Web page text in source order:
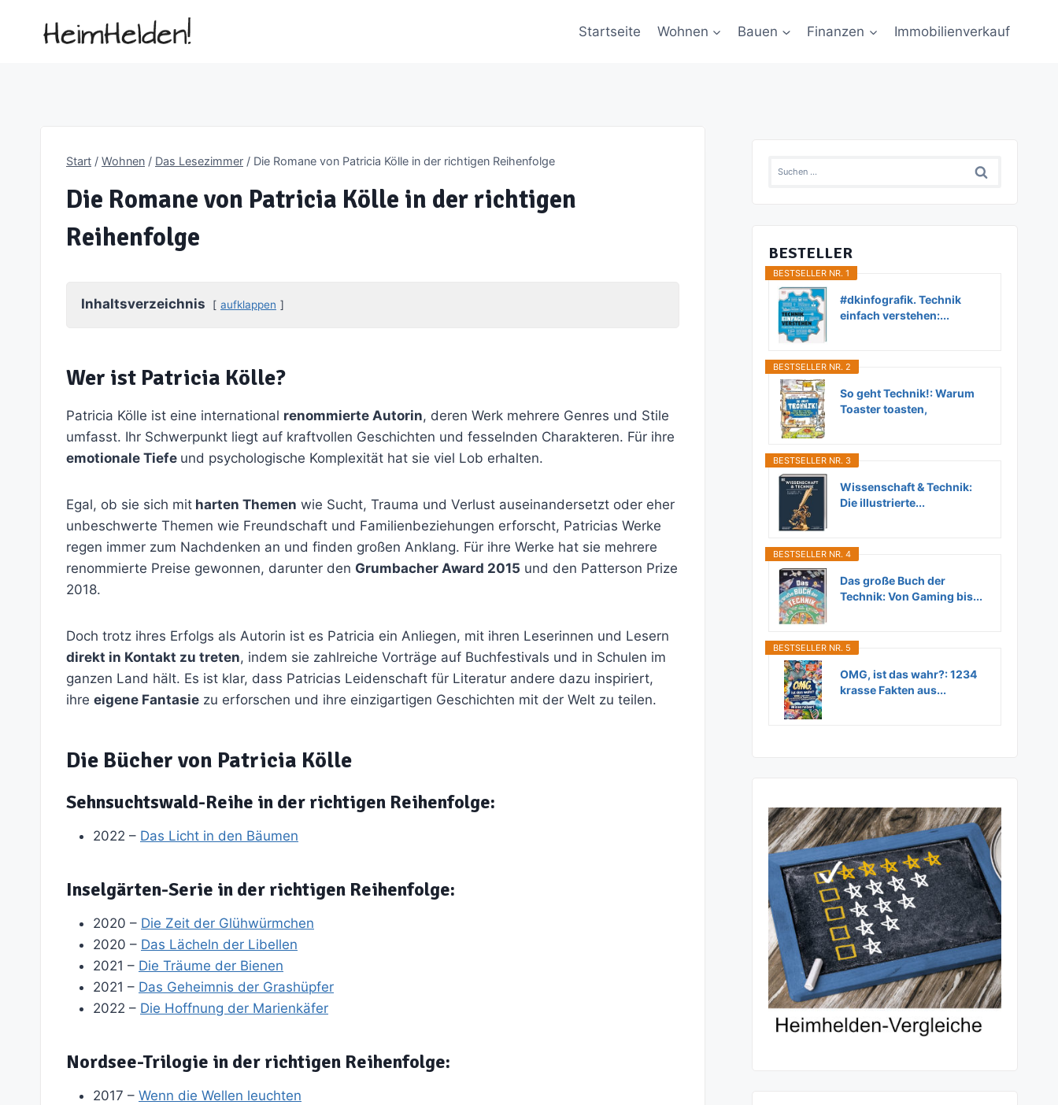
Startseite Wohnen Bauen Finanzen Immobilienverkauf
Start / Wohnen / Das Lesezimmer / Die Romane von Patricia Kölle in der richtigen Reihenfolge
Die Romane von Patricia Kölle in der richtigen
Reihenfolge
Inhaltsverzeichnis aufklappen
Wer ist Patricia Kölle?
Patricia Kölle ist eine international renommierte Autorin, deren Werk mehrere Genres und Stile
umfasst. Ihr Schwerpunkt liegt auf kraftvollen Geschichten und fesselnden Charakteren. Für ihre
emotionale Tiefe und psychologische Komplexität hat sie viel Lob erhalten.
Egal, ob sie sich mit harten Themen wie Sucht, Trauma und Verlust auseinandersetzt oder eher
unbeschwerte Themen wie Freundschaft und Familienbeziehungen erforscht, Patricias Werke
regen immer zum Nachdenken an und finden großen Anklang. Für ihre Werke hat sie mehrere
renommierte Preise gewonnen, darunter den Grumbacher Award 2015 und den Patterson Prize
2018.
Doch trotz ihres Erfolgs als Autorin ist es Patricia ein Anliegen, mit ihren Leserinnen und Lesern
direkt in Kontakt zu treten, indem sie zahlreiche Vorträge auf Buchfestivals und in Schulen im
ganzen Land hält. Es ist klar, dass Patricias Leidenschaft für Literatur andere dazu inspiriert,
ihre eigene Fantasie zu erforschen und ihre einzigartigen Geschichten mit der Welt zu teilen.
Die Bücher von Patricia Kölle
Sehnsuchtswald-Reihe in der richtigen Reihenfolge:
2022 – Das Licht in den Bäumen
Inselgärten-Serie in der richtigen Reihenfolge:
2020 – Die Zeit der Glühwürmchen
2020 – Das Lächeln der Libellen
2021 – Die Träume der Bienen
2021 – Das Geheimnis der Grashüpfer
2022 – Die Hoffnung der Marienkäfer
Nordsee-Trilogie in der richtigen Reihenfolge:
2017 – Wenn die Wellen leuchten
Suchen
BESTELLER
BESTSELLER NR. 1
#dkinfografik. Technik
einfach verstehen:...
BESTSELLER NR. 2
So geht Technik!: Warum
Toaster toasten,
BESTSELLER NR. 3
Wissenschaft & Technik:
Die illustrierte...
BESTSELLER NR. 4
Das große Buch der
Technik: Von Gaming bis...
BESTSELLER NR. 5
OMG, ist das wahr?: 1234
krasse Fakten aus...